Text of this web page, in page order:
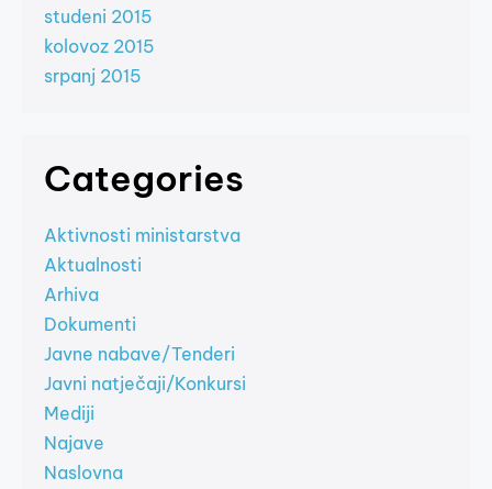
studeni 2015
kolovoz 2015
srpanj 2015
Categories
Aktivnosti ministarstva
Aktualnosti
Arhiva
Dokumenti
Javne nabave/Tenderi
Javni natječaji/Konkursi
Mediji
Najave
Naslovna